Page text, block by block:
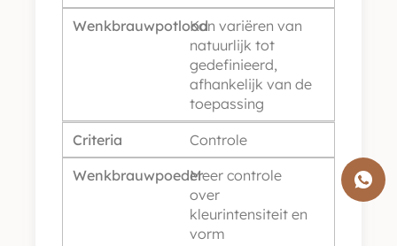
WenkbrauwpotloodKan variëren van
natuurlijk tot
gedefinieerd,
afhankelijk van de
toepassing
Criteria
Controle
WenkbrauwpoederMeer controle
over
kleurintensiteit en
vorm